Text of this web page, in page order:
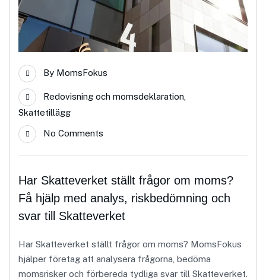
By MomsFokus
Redovisning och momsdeklaration,
Skattetillägg
No Comments
Har Skatteverket ställt frågor om moms?
Få hjälp med analys, riskbedömning och
svar till Skatteverket
Har Skatteverket ställt frågor om moms? MomsFokus
hjälper företag att analysera frågorna, bedöma
momsrisker och förbereda tydliga svar till Skatteverket.